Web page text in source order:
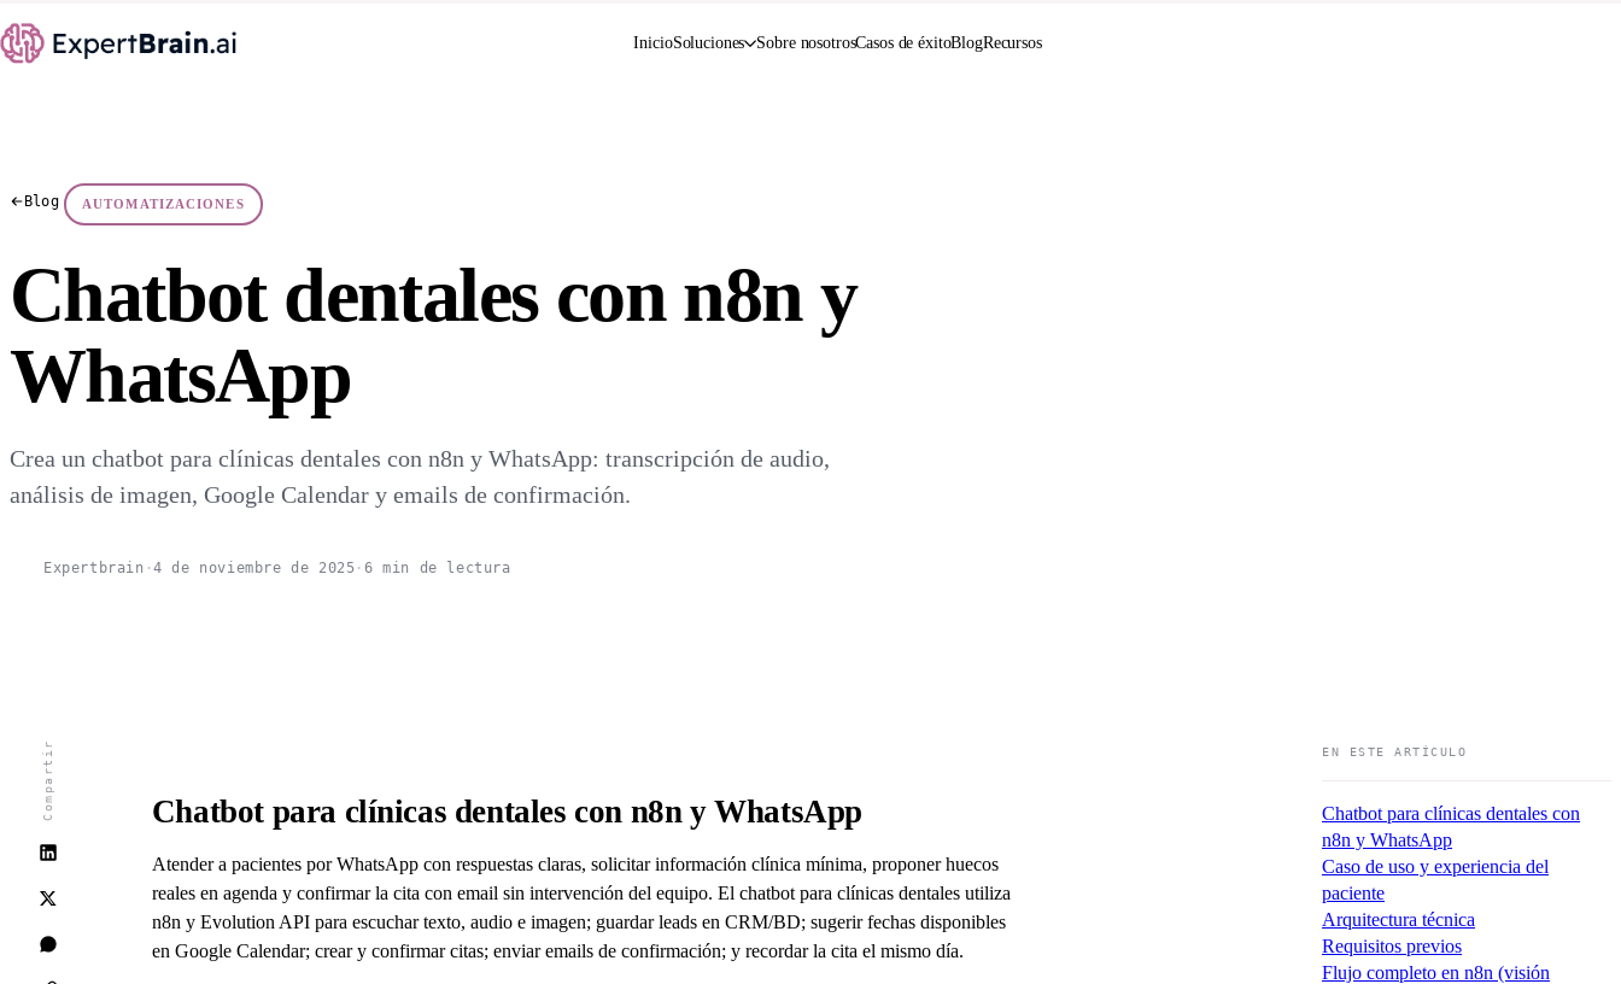
InicioSoluciones Sobre nosotrosCasos de éxitoBlogRecursos
Blog AUTOMATIZACIONES
Chatbot dentales con n8n y
WhatsApp
Crea un chatbot para clínicas dentales con n8n y WhatsApp: transcripción de audio,
análisis de imagen, Google Calendar y emails de confirmación.
Expertbrain ·4 de noviembre de 2025 ·6 min de lectura
Compartir Chatbot para clínicas dentales con n8n y WhatsApp
Atender a pacientes por WhatsApp con respuestas claras, solicitar información clínica mínima, proponer huecos
reales en agenda y confirmar la cita con email sin intervención del equipo. El chatbot para clínicas dentales utiliza
n8n y Evolution API para escuchar texto, audio e imagen; guardar leads en CRM/BD; sugerir fechas disponibles
en Google Calendar; crear y confirmar citas; enviar emails de confirmación; y recordar la cita el mismo día.
EN ESTE ARTÍCULO
Chatbot para clínicas dentales con
n8n y WhatsApp
Caso de uso y experiencia del
paciente
Arquitectura técnica
Requisitos previos
Flujo completo en n8n (visión